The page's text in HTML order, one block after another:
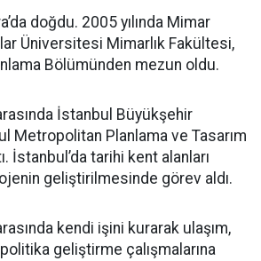
doğdu. 2005 yılında Mimar
Üniversitesi Mimarlık Fakültesi,
Bölümünden mezun oldu.
İstanbul Büyükşehir
Metropolitan Planlama ve Tasarım
İstanbul’da tarihi kent alanları
geliştirilmesinde görev aldı.
kendi işini kurarak ulaşım,
geliştirme çalışmalarına